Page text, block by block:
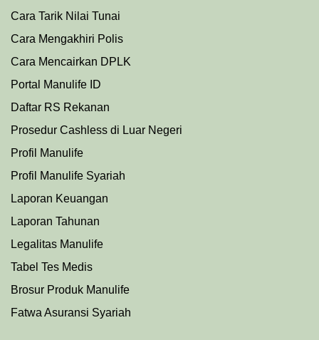
Cara Tarik Nilai Tunai
Cara Mengakhiri Polis
Cara Mencairkan DPLK
Portal Manulife ID
Daftar RS Rekanan
Prosedur Cashless di Luar Negeri
Profil Manulife
Profil Manulife Syariah
Laporan Keuangan
Laporan Tahunan
Legalitas Manulife
Tabel Tes Medis
Brosur Produk Manulife
Fatwa Asuransi Syariah